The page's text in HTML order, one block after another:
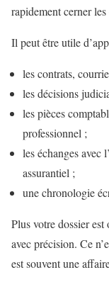
rapidement cerner
Il peut être utile
les contrats,
les décisions
les pièces
professionnel ;
les échanges avec
assurantiel ;
une chronologie
Plus votre dossier
avec précision. Ce
est souvent une